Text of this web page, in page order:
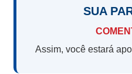
SUA
Assim, você estará